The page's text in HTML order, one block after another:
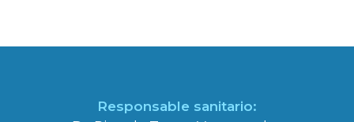
Responsable sanitario: